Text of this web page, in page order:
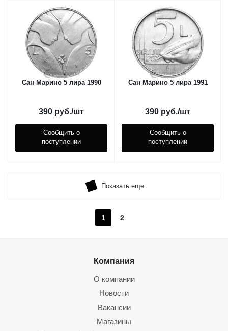
Сан Марино 5 лира 1990
390 руб./шт
Сообщить о
поступлении
Сан Марино 5 лира 1991
390 руб./шт
Сообщить о
поступлении
Показать еще
1 2
Компания
О компании
Новости
Вакансии
Магазины